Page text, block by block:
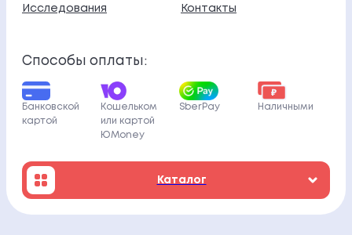
Исследования Контакты
Способы оплаты:
Банковской
картой
Кошельком
или картой
ЮMoney
SberPay Наличными
Каталог